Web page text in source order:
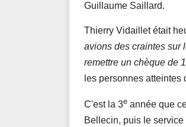
Guillaume Saillard.
Thierry Vidaillet était
avions des craintes sur
remettre un chèque de
les personnes atteintes
C'est la 3e année que
Bellecin, puis le